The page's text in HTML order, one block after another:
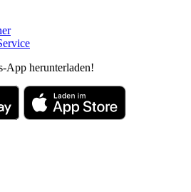
App herunterladen!